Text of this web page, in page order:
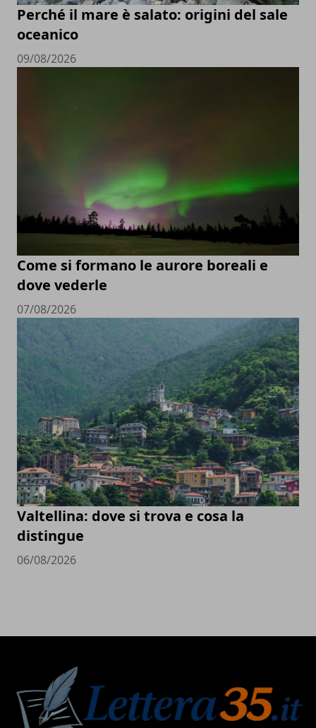
Perché il mare è salato: origini del sale
oceanico
09/08/2026
Come si formano le aurore boreali e
dove vederle
07/08/2026
Valtellina: dove si trova e cosa la
distingue
06/08/2026